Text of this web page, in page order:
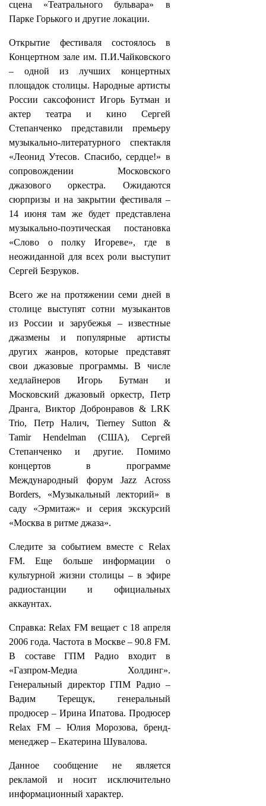
сцена «Театрального бульвара» в
Парке Горького и другие локации.
Открытие фестиваля состоялось в
Концертном зале им. П.И.Чайковского
– одной из лучших концертных
площадок столицы. Народные артисты
России саксофонист Игорь Бутман и
актер театра и кино Сергей
Степанченко представили премьеру
музыкально-литературного спектакля
«Леонид Утесов. Спасибо, сердце!» в
сопровождении Московского
джазового оркестра. Ожидаются
сюрпризы и на закрытии фестиваля –
14 июня там же будет представлена
музыкально-поэтическая постановка
«Слово о полку Игореве», где в
неожиданной для всех роли выступит
Сергей Безруков.
Всего же на протяжении семи дней в
столице выступят сотни музыкантов
из России и зарубежья – известные
джазмены и популярные артисты
других жанров, которые представят
свои джазовые программы. В числе
хедлайнеров Игорь Бутман и
Московский джазовый оркестр, Петр
Дранга, Виктор Добронравов & LRK
Trio, Петр Налич, Tierney Sutton &
Tamir Hendelman (США), Сергей
Степанченко и другие. Помимо
концертов в программе
Международный форум Jazz Across
Borders, «Музыкальный лекторий» в
саду «Эрмитаж» и серия экскурсий
«Москва в ритме джаза».
Следите за событием вместе с Relax
FM. Еще больше информации о
культурной жизни столицы – в эфире
радиостанции и официальных
аккаунтах.
Справка: Relax FM вещает с 18 апреля
2006 года. Частота в Москве – 90.8 FM.
В составе ГПМ Радио входит в
«Газпром-Медиа Холдинг».
Генеральный директор ГПМ Радио –
Вадим Терещук, генеральный
продюсер – Ирина Ипатова. Продюсер
Relax FM – Юлия Морозова, бренд-
менеджер – Екатерина Шувалова.
Данное сообщение не является
рекламой и носит исключительно
информационный характер.